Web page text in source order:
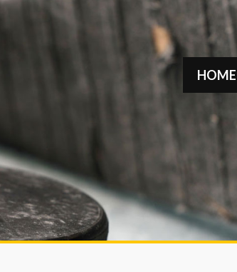
HOME